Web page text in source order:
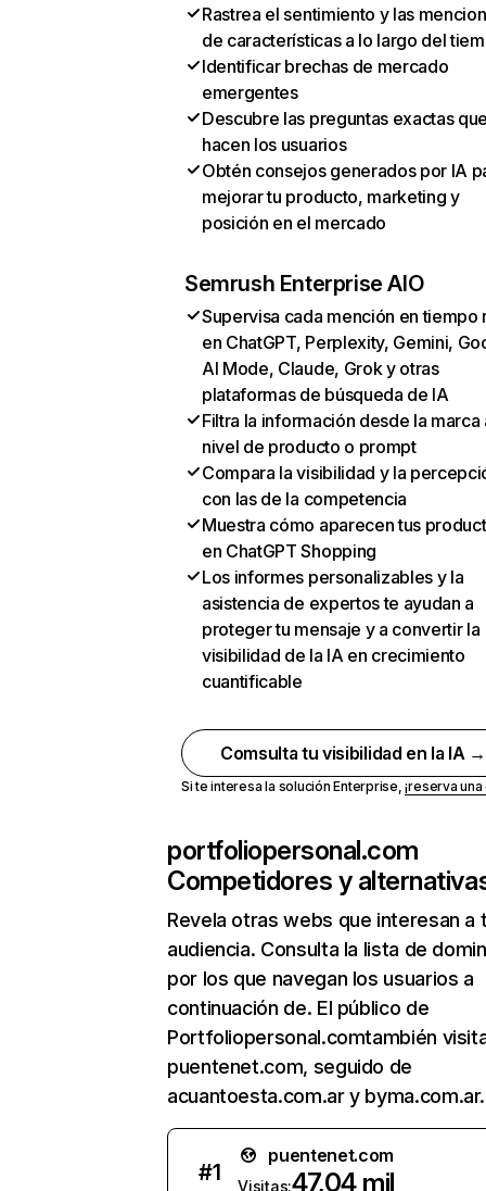
Rastrea el sentimiento y las
de características a lo largo del
Identificar brechas de mercado
emergentes
Descubre las preguntas exactas
hacen los usuarios
Obtén consejos generados por IA
mejorar tu producto, marketing y
posición en el mercado
Semrush Enterprise AIO
Supervisa cada mención en tiempo
en ChatGPT, Perplexity, Gemini,
AI Mode, Claude, Grok y otras
plataformas de búsqueda de IA
Filtra la información desde la marca
nivel de producto o prompt
Compara la visibilidad y la
con las de la competencia
Muestra cómo aparecen tus
en ChatGPT Shopping
Los informes personalizables y la
asistencia de expertos te ayudan a
proteger tu mensaje y a convertir la
visibilidad de la IA en crecimiento
cuantificable
Comsulta tu visibilidad en la IA →
Si te interesa la solución Enterprise,¡reserva
portfoliopersonal.com
Competidores y
Revela otras webs que interesan a
audiencia. Consulta la lista de
por los que navegan los usuarios a
continuación de. El público de
Portfoliopersonal.comtambién
puentenet.com, seguido de
acuantoesta.com.ar y byma.com.ar.
#1
puentenet.com
Visitas:47,04 mil